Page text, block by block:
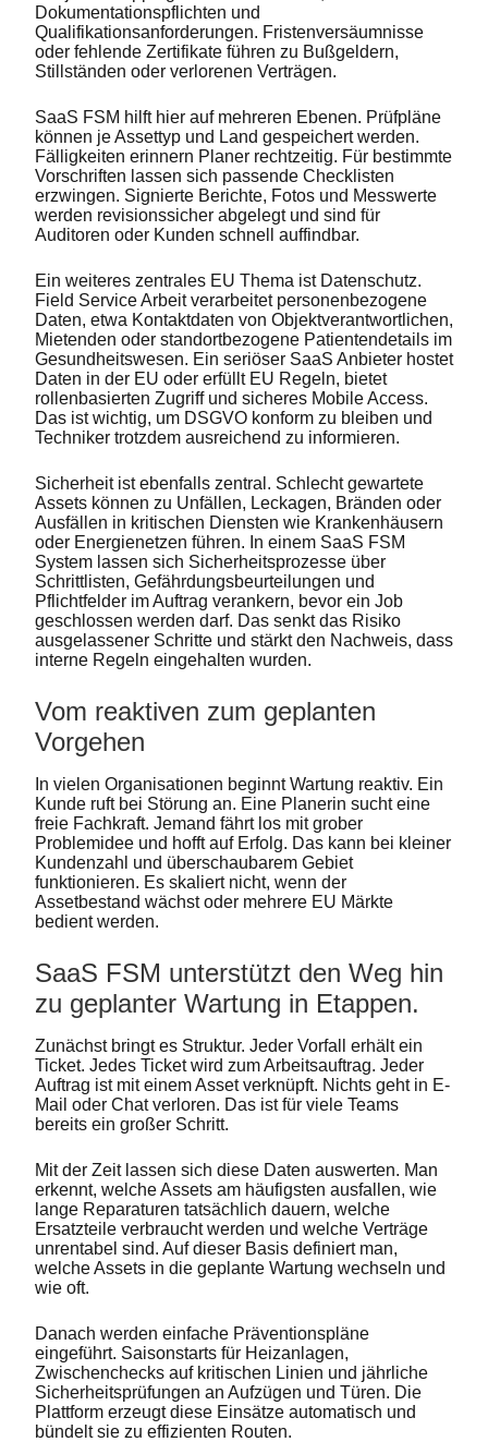
Dokumentationspflichten und
Qualifikationsanforderungen. Fristenversäumnisse
oder fehlende Zertifikate führen zu Bußgeldern,
Stillständen oder verlorenen Verträgen.
SaaS FSM hilft hier auf mehreren Ebenen. Prüfpläne
können je Assettyp und Land gespeichert werden.
Fälligkeiten erinnern Planer rechtzeitig. Für bestimmte
Vorschriften lassen sich passende Checklisten
erzwingen. Signierte Berichte, Fotos und Messwerte
werden revisionssicher abgelegt und sind für
Auditoren oder Kunden schnell auffindbar.
Ein weiteres zentrales EU Thema ist Datenschutz.
Field Service Arbeit verarbeitet personenbezogene
Daten, etwa Kontaktdaten von Objektverantwortlichen,
Mietenden oder standortbezogene Patientendetails im
Gesundheitswesen. Ein seriöser SaaS Anbieter hostet
Daten in der EU oder erfüllt EU Regeln, bietet
rollenbasierten Zugriff und sicheres Mobile Access.
Das ist wichtig, um DSGVO konform zu bleiben und
Techniker trotzdem ausreichend zu informieren.
Sicherheit ist ebenfalls zentral. Schlecht gewartete
Assets können zu Unfällen, Leckagen, Bränden oder
Ausfällen in kritischen Diensten wie Krankenhäusern
oder Energienetzen führen. In einem SaaS FSM
System lassen sich Sicherheitsprozesse über
Schrittlisten, Gefährdungsbeurteilungen und
Pflichtfelder im Auftrag verankern, bevor ein Job
geschlossen werden darf. Das senkt das Risiko
ausgelassener Schritte und stärkt den Nachweis, dass
interne Regeln eingehalten wurden.
Vom reaktiven zum geplanten
Vorgehen
In vielen Organisationen beginnt Wartung reaktiv. Ein
Kunde ruft bei Störung an. Eine Planerin sucht eine
freie Fachkraft. Jemand fährt los mit grober
Problemidee und hofft auf Erfolg. Das kann bei kleiner
Kundenzahl und überschaubarem Gebiet
funktionieren. Es skaliert nicht, wenn der
Assetbestand wächst oder mehrere EU Märkte
bedient werden.
SaaS FSM unterstützt den Weg hin
zu geplanter Wartung in Etappen.
Zunächst bringt es Struktur. Jeder Vorfall erhält ein
Ticket. Jedes Ticket wird zum Arbeitsauftrag. Jeder
Auftrag ist mit einem Asset verknüpft. Nichts geht in E-
Mail oder Chat verloren. Das ist für viele Teams
bereits ein großer Schritt.
Mit der Zeit lassen sich diese Daten auswerten. Man
erkennt, welche Assets am häufigsten ausfallen, wie
lange Reparaturen tatsächlich dauern, welche
Ersatzteile verbraucht werden und welche Verträge
unrentabel sind. Auf dieser Basis definiert man,
welche Assets in die geplante Wartung wechseln und
wie oft.
Danach werden einfache Präventionspläne
eingeführt. Saisonstarts für Heizanlagen,
Zwischenchecks auf kritischen Linien und jährliche
Sicherheitsprüfungen an Aufzügen und Türen. Die
Plattform erzeugt diese Einsätze automatisch und
bündelt sie zu effizienten Routen.